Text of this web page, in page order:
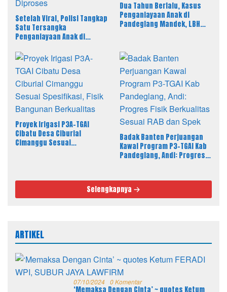
Setelah Viral, Polisi Tangkap
Satu Tersangka
Penganiayaan Anak di
Banten Desak 4 Tersangka
Lain Segera Diproses
Dua Tahun Berlalu, Kasus
Penganiayaan Anak di
Pandeglang Mandek, LBH
Proyek Irigasi P3A-TGAI
Cibatu Desa Ciburial
Cimanggu Sesuai
Badak Banten Perjuangan
Kawal Program P3-TGAI Kab
Pandeglang, Andi: Progres
Selengkapnya
ARTIKEL
07/10/2024 0 Komentar
‘Memaksa Dengan Cinta’ ~ quotes Ketum